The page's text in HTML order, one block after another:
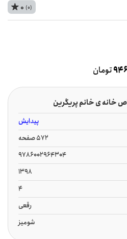
0 (0)
تومان
ی خانم پریگرین
پیدایش
572 صفحه
9786002964304
1398
4
رقعی
شومیز